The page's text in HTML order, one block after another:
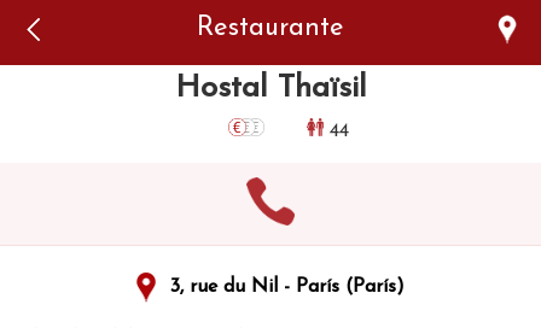
Restaurante
Hostal Thaïsil
44
3, rue du Nil - París (París)
authorized to show the cookie declaration for domain group
ID 546ddaab-b478-4440-aa8a-3b0205284212. Please add it to
the domain group in the Cookiebot Manager to authorize